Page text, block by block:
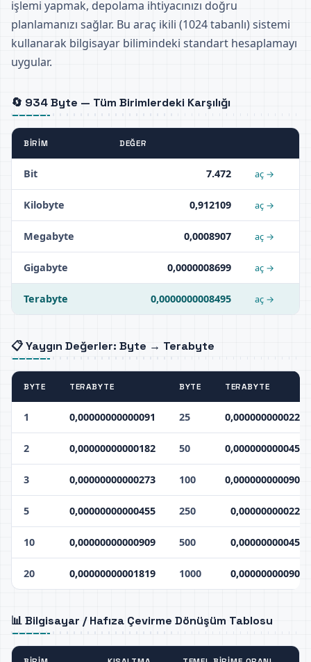
işlemi yapmak, depolama ihtiyacınızı doğru
planlamanızı sağlar. Bu araç ikili (1024 tabanlı) sistemi
kullanarak bilgisayar bilimindeki standart hesaplamayı
uygular.
🔄 934 Byte — Tüm Birimlerdeki Karşılığı
BIRIM DEĞER
Bit 7.472 aç →
Kilobyte 0,912109 aç →
Megabyte 0,0008907 aç →
Gigabyte 0,0000008699 aç →
Terabyte 0,0000000008495 aç →
📋 Yaygın Değerler: Byte → Terabyte
BYTE TERABYTE BYTE TERABYTE
1 0,00000000000091 25 0,00000000002274
2 0,00000000000182 50 0,00000000004547
3 0,00000000000273 100 0,00000000009095
5 0,00000000000455 250 0,0000000002274
10 0,00000000000909 500 0,0000000004547
20 0,00000000001819 1000 0,0000000009095
📊 Bilgisayar / Hafıza Çevirme Dönüşüm Tablosu